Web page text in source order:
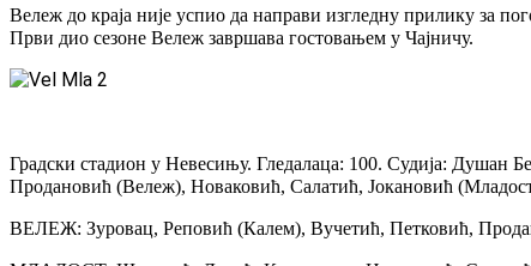
Вележ до краја није успио да направи изгледну прилику за
Први дио сезоне Вележ завршава гостовањем у Чајничу.
Градски стадион у Невесињу. Гледалаца: 100. Судија: Душан
Продановић (Вележ), Новаковић, Салатић, Јокановић
ВЕЛЕЖ: Зуровац, Реповић (Калем), Вучетић, Петковић,